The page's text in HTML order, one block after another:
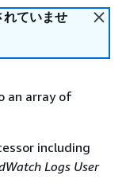
れていませ
an array of
including
Logs User